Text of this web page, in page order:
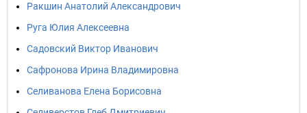
Ракшин Анатолий Александрович
Руга Юлия Алексеевна
Садовский Виктор Иванович
Сафронова Ирина Владимировна
Селиванова Елена Борисовна